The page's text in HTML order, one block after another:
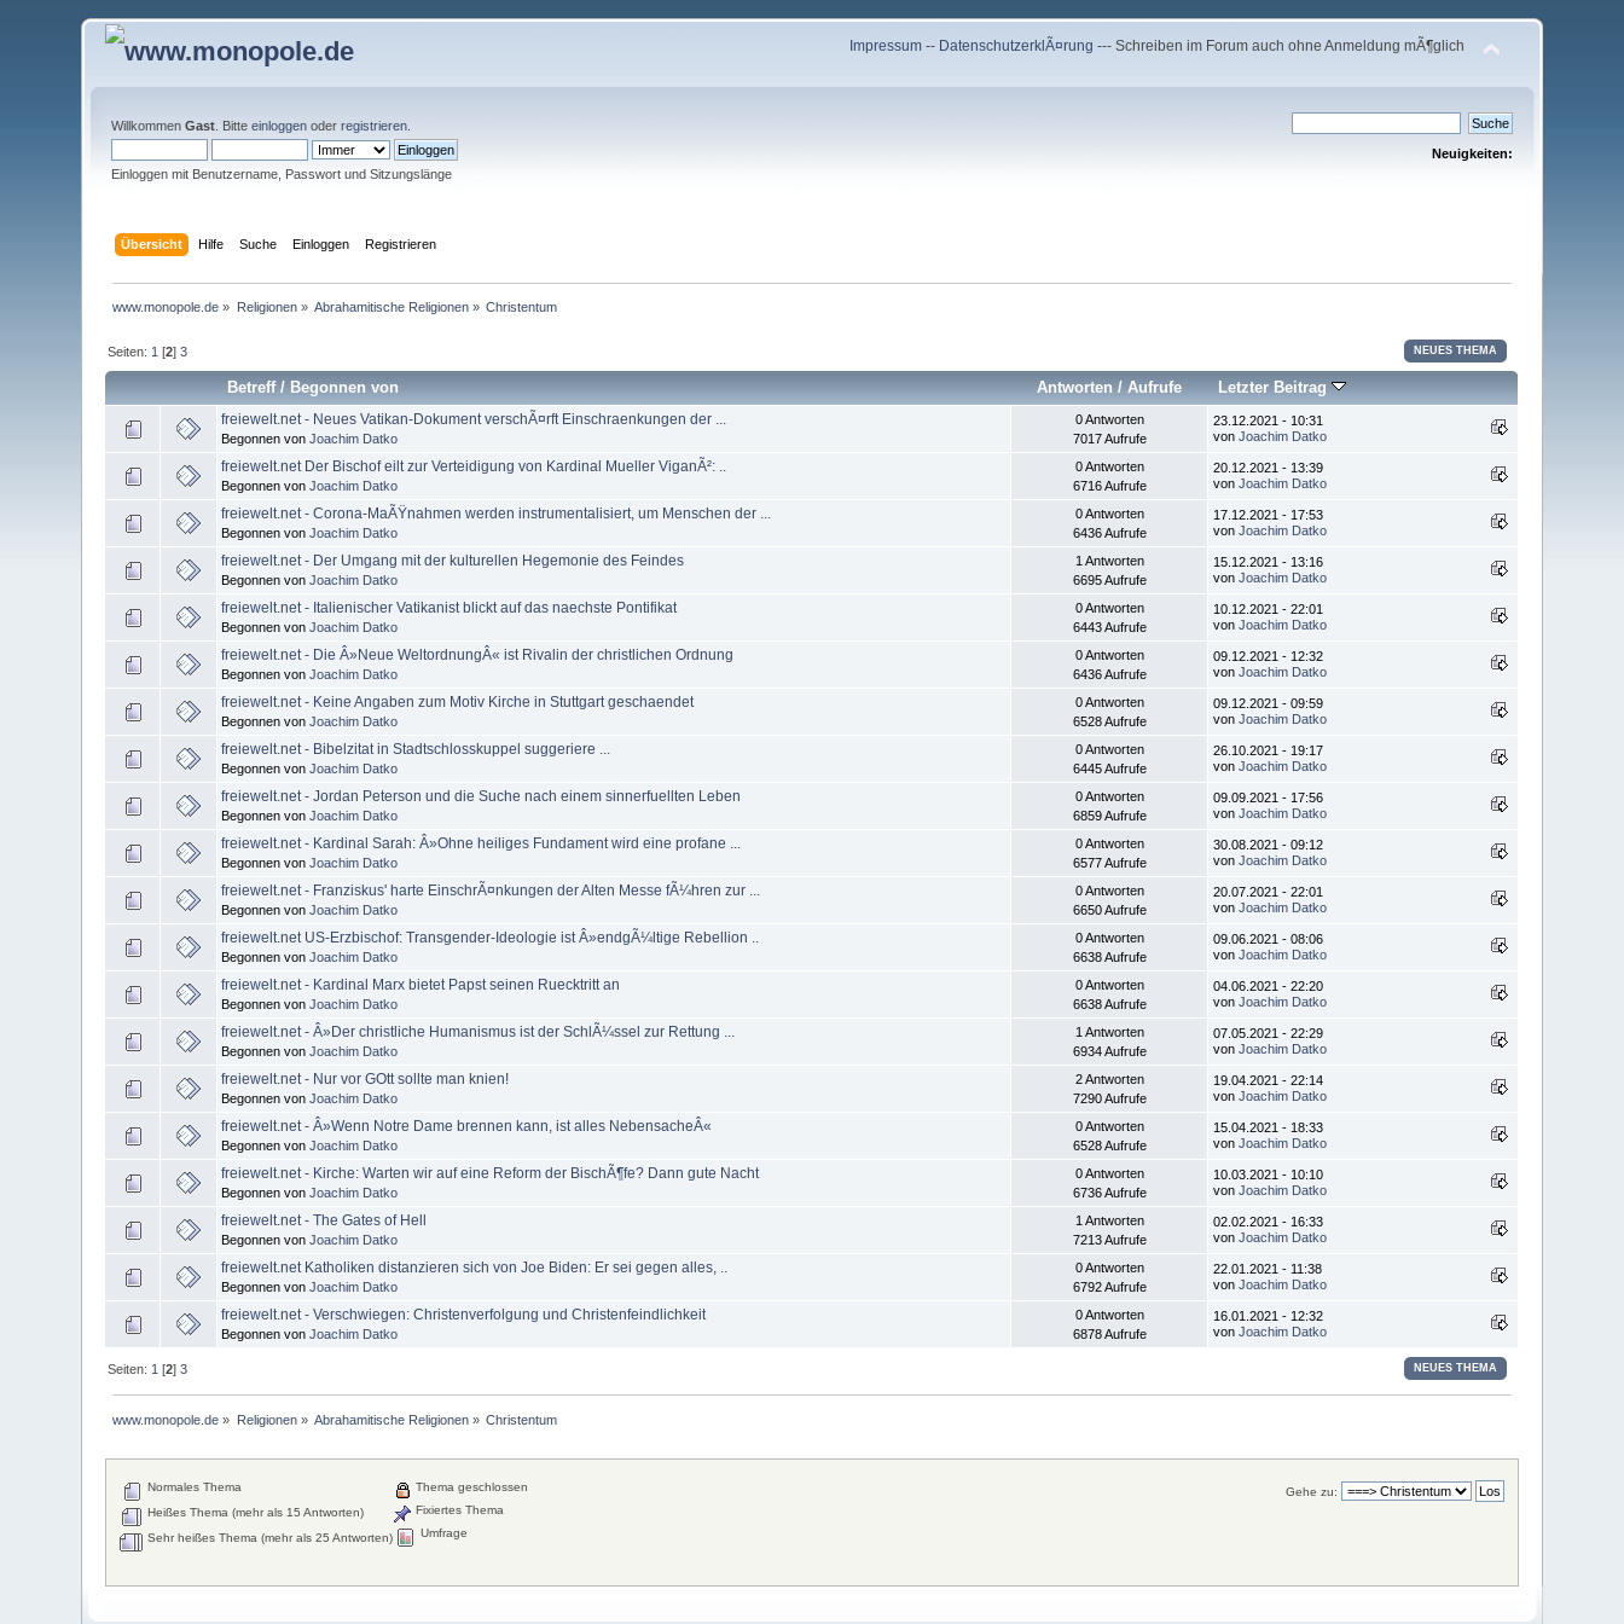
Impressum -- DatenschutzerklÃ¤rung --- Schreiben im Forum auch ohne Anmeldung mÃ¶glich
WillkommenGast . Bitteeinloggen oderregistrieren
Einloggen mit Benutzername, Passwort und Sitzungslänge
Neuigkeiten:
Übersicht Hilfe Suche Einloggen Registrieren
www.monopole.de » Religionen» Abrahamitische Religionen » Christentum
Seiten: 1 [2]3 NEUES THEMA
Betreff/Begonnen von Antworten/ Aufrufe Letzter Beitrag
freiewelt.net - Neues Vatikan-Dokument verschÃ¤rft Einschraenkungen der ...
Begonnen vonJoachim Datko
0 Antworten
7017 Aufrufe
23.12.2021 - 10:31
vonJoachim Datko
freiewelt.net Der Bischof eilt zur Verteidigung von Kardinal Mueller ViganÃ²: ..
Begonnen vonJoachim Datko
0 Antworten
6716 Aufrufe
20.12.2021 - 13:39
vonJoachim Datko
freiewelt.net - Corona-MaÃŸnahmen werden instrumentalisiert, um Menschen der ...
Begonnen vonJoachim Datko
0 Antworten
6436 Aufrufe
17.12.2021 - 17:53
vonJoachim Datko
freiewelt.net - Der Umgang mit der kulturellen Hegemonie des Feindes
Begonnen vonJoachim Datko
1 Antworten
6695 Aufrufe
15.12.2021 - 13:16
vonJoachim Datko
freiewelt.net - Italienischer Vatikanist blickt auf das naechste Pontifikat
Begonnen vonJoachim Datko
0 Antworten
6443 Aufrufe
10.12.2021 - 22:01
vonJoachim Datko
freiewelt.net - Die Â»Neue WeltordnungÂ« ist Rivalin der christlichen Ordnung
Begonnen vonJoachim Datko
0 Antworten
6436 Aufrufe
09.12.2021 - 12:32
vonJoachim Datko
freiewelt.net - Keine Angaben zum Motiv Kirche in Stuttgart geschaendet
Begonnen vonJoachim Datko
0 Antworten
6528 Aufrufe
09.12.2021 - 09:59
vonJoachim Datko
freiewelt.net - Bibelzitat in Stadtschlosskuppel suggeriere ...
Begonnen vonJoachim Datko
0 Antworten
6445 Aufrufe
26.10.2021 - 19:17
vonJoachim Datko
freiewelt.net - Jordan Peterson und die Suche nach einem sinnerfuellten Leben
Begonnen vonJoachim Datko
0 Antworten
6859 Aufrufe
09.09.2021 - 17:56
vonJoachim Datko
freiewelt.net - Kardinal Sarah: Â»Ohne heiliges Fundament wird eine profane ...
Begonnen vonJoachim Datko
0 Antworten
6577 Aufrufe
30.08.2021 - 09:12
vonJoachim Datko
freiewelt.net - Franziskus' harte EinschrÃ¤nkungen der Alten Messe fÃ¼hren zur ...
Begonnen vonJoachim Datko
0 Antworten
6650 Aufrufe
20.07.2021 - 22:01
vonJoachim Datko
freiewelt.net US-Erzbischof: Transgender-Ideologie ist Â»endgÃ¼ltige Rebellion ..
Begonnen vonJoachim Datko
0 Antworten
6638 Aufrufe
09.06.2021 - 08:06
vonJoachim Datko
freiewelt.net - Kardinal Marx bietet Papst seinen Ruecktritt an
Begonnen vonJoachim Datko
0 Antworten
6638 Aufrufe
04.06.2021 - 22:20
vonJoachim Datko
freiewelt.net - Â»Der christliche Humanismus ist der SchlÃ¼ssel zur Rettung ...
Begonnen vonJoachim Datko
1 Antworten
6934 Aufrufe
07.05.2021 - 22:29
vonJoachim Datko
freiewelt.net - Nur vor GOtt sollte man knien!
Begonnen vonJoachim Datko
2 Antworten
7290 Aufrufe
19.04.2021 - 22:14
vonJoachim Datko
freiewelt.net - Â»Wenn Notre Dame brennen kann, ist alles NebensacheÂ«
Begonnen vonJoachim Datko
0 Antworten
6528 Aufrufe
15.04.2021 - 18:33
vonJoachim Datko
freiewelt.net - Kirche: Warten wir auf eine Reform der BischÃ¶fe? Dann gute Nacht
Begonnen vonJoachim Datko
0 Antworten
6736 Aufrufe
10.03.2021 - 10:10
vonJoachim Datko
freiewelt.net - The Gates of Hell
Begonnen vonJoachim Datko
1 Antworten
7213 Aufrufe
02.02.2021 - 16:33
vonJoachim Datko
freiewelt.net Katholiken distanzieren sich von Joe Biden: Er sei gegen alles, ..
Begonnen vonJoachim Datko
0 Antworten
6792 Aufrufe
22.01.2021 - 11:38
vonJoachim Datko
freiewelt.net - Verschwiegen: Christenverfolgung und Christenfeindlichkeit
Begonnen vonJoachim Datko
0 Antworten
6878 Aufrufe
16.01.2021 - 12:32
vonJoachim Datko
NEUES THEMA
Seiten: 1 [2]3
www.monopole.de » Religionen» Abrahamitische Religionen » Christentum
Gehe zu:
Normales Thema
Heißes Thema (mehr als 15 Antworten)
Sehr heißes Thema (mehr als 25 Antworten)
Thema geschlossen
Fixiertes Thema
Umfrage